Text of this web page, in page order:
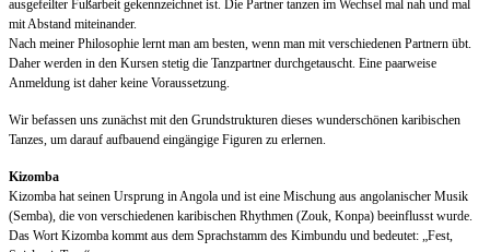
ausgefeilter Fußarbeit gekennzeichnet ist. Die Partner tanzen im Wechsel mal nah und mal
mit Abstand miteinander.
Nach meiner Philosophie lernt man am besten, wenn man mit verschiedenen Partnern übt.
Daher werden in den Kursen stetig die Tanzpartner durchgetauscht. Eine paarweise
Anmeldung ist daher keine Voraussetzung.
Wir befassen uns zunächst mit den Grundstrukturen dieses wunderschönen karibischen
Tanzes, um darauf aufbauend eingängige Figuren zu erlernen.
Kizomba
Kizomba hat seinen Ursprung in Angola und ist eine Mischung aus angolanischer Musik
(Semba), die von verschiedenen karibischen Rhythmen (Zouk, Konpa) beeinflusst wurde.
Das Wort Kizomba kommt aus dem Sprachstamm des Kimbundu und bedeutet: „Fest,